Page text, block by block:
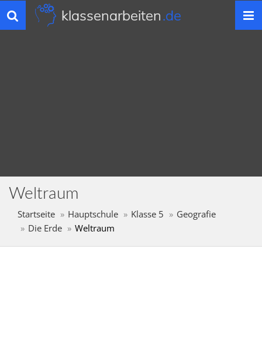
Toggle
navigation
klassenarbeiten.de
Weltraum
Startseite Hauptschule Klasse 5
Geografie
Die Erde
Weltraum